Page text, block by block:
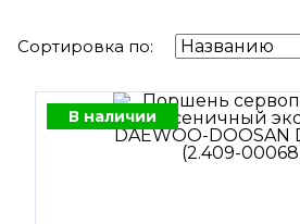
ЦЕНЫ
Сортировка по:
В наличии